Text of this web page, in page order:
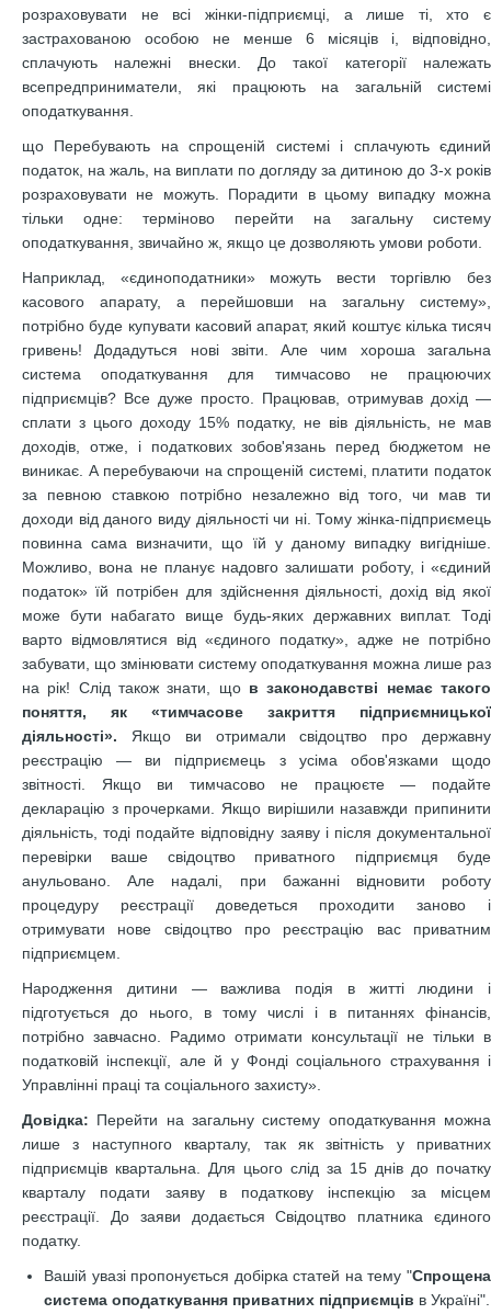
розраховувати не всі жінки-підприємці, а лише ті, хто є
застрахованою особою не менше 6 місяців і, відповідно,
сплачують належні внески. До такої категорії належать
всепредприниматели, які працюють на загальній системі
оподаткування.
що Перебувають на спрощеній системі і сплачують єдиний
податок, на жаль, на виплати по догляду за дитиною до 3-х років
розраховувати не можуть. Порадити в цьому випадку можна
тільки одне: терміново перейти на загальну систему
оподаткування, звичайно ж, якщо це дозволяють умови роботи.
Наприклад, «єдиноподатники» можуть вести торгівлю без
касового апарату, а перейшовши на загальну систему»,
потрібно буде купувати касовий апарат, який коштує кілька тисяч
гривень! Додадуться нові звіти. Але чим хороша загальна
система оподаткування для тимчасово не працюючих
підприємців? Все дуже просто. Працював, отримував дохід —
сплати з цього доходу 15% податку, не вів діяльність, не мав
доходів, отже, і податкових зобов'язань перед бюджетом не
виникає. А перебуваючи на спрощеній системі, платити податок
за певною ставкою потрібно незалежно від того, чи мав ти
доходи від даного виду діяльності чи ні. Тому жінка-підприємець
повинна сама визначити, що їй у даному випадку вигідніше.
Можливо, вона не планує надовго залишати роботу, і «єдиний
податок» їй потрібен для здійснення діяльності, дохід від якої
може бути набагато вище будь-яких державних виплат. Тоді
варто відмовлятися від «єдиного податку», адже не потрібно
забувати, що змінювати систему оподаткування можна лише раз
на рік! Слід також знати, що в законодавстві немає такого
поняття, як «тимчасове закриття підприємницької
діяльності». Якщо ви отримали свідоцтво про державну
реєстрацію — ви підприємець з усіма обов'язками щодо
звітності. Якщо ви тимчасово не працюєте — подайте
декларацію з прочерками. Якщо вирішили назавжди припинити
діяльність, тоді подайте відповідну заяву і після документальної
перевірки ваше свідоцтво приватного підприємця буде
анульовано. Але надалі, при бажанні відновити роботу
процедуру реєстрації доведеться проходити заново і
отримувати нове свідоцтво про реєстрацію вас приватним
підприємцем.
Народження дитини — важлива подія в житті людини і
підготується до нього, в тому числі і в питаннях фінансів,
потрібно завчасно. Радимо отримати консультації не тільки в
податковій інспекції, але й у Фонді соціального страхування і
Управлінні праці та соціального захисту».
Довідка: Перейти на загальну систему оподаткування можна
лише з наступного кварталу, так як звітність у приватних
підприємців квартальна. Для цього слід за 15 днів до початку
кварталу подати заяву в податкову інспекцію за місцем
реєстрації. До заяви додається Свідоцтво платника єдиного
податку.
Вашій увазі пропонується добірка статей на тему "Спрощена
система оподаткування приватних підприємців в Україні".